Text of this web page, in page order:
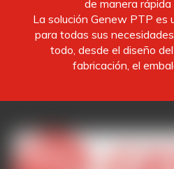
de manera rápida
La solución Genew PTP es
para todas sus
todo, desde el diseño
fabricación, el